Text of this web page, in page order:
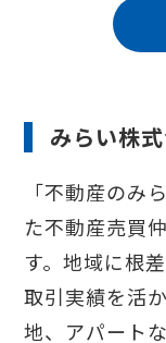
みらい株
「不動産のみ
た不動産売買
す。地域に根
取引実績を活
地、アパート